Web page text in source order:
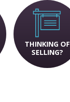
THINKING OF
SELLING?